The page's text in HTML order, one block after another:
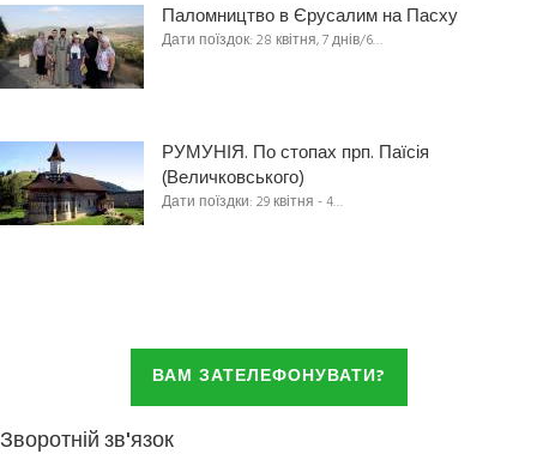
Паломництво в Єрусалим на Пасху
Дати поїздок: 28 квітня, 7 днів/6…
РУМУНІЯ. По стопах прп. Паїсія
(Величковського)
Дати поїздки: 29 квітня - 4…
ВАМ ЗАТЕЛЕФОНУВАТИ?
Зворотній зв'язок